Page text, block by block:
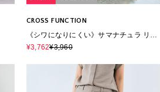
CROSS FUNCTION
《シワになりにくい》サマナチュラ リネ
ンライクイージーワイドパンツ
¥3,762¥3,960